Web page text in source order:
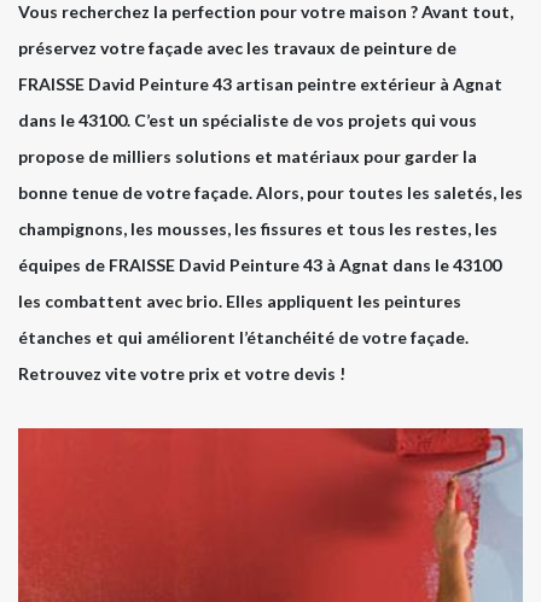
Vous recherchez la perfection pour votre maison ? Avant tout,
préservez votre façade avec les travaux de peinture de
FRAISSE David Peinture 43 artisan peintre extérieur à Agnat
dans le 43100. C’est un spécialiste de vos projets qui vous
propose de milliers solutions et matériaux pour garder la
bonne tenue de votre façade. Alors, pour toutes les saletés, les
champignons, les mousses, les fissures et tous les restes, les
équipes de FRAISSE David Peinture 43 à Agnat dans le 43100
les combattent avec brio. Elles appliquent les peintures
étanches et qui améliorent l’étanchéité de votre façade.
Retrouvez vite votre prix et votre devis !